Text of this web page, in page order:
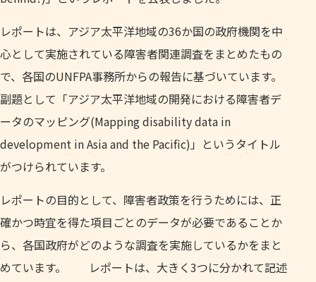
レポートは、アジア太平洋地域の36か国の政府機関を中
心として実施されている障害者関連調査をまとめたもの
で、各国のUNFPA事務所からの報告に基づいています。
副題として「アジア太平洋地域の開発における障害者デ
ータのマッピング(Mapping disability data in
development in Asia and the Pacific)」というタイトル
がつけられています。
レポートの目的として、障害者政策を行うためには、正
確かつ時宜を得た項目ごとのデータが必要であることか
ら、各国政府がどのような調査を実施しているかをまと
めています。 レポートは、大きく3つに分かれて記述